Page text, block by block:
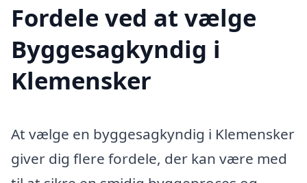
Fordele ved at vælge
Byggesagkyndig i
Klemensker
At vælge en byggesagkyndig i Klemensker
giver dig flere fordele, der kan være med